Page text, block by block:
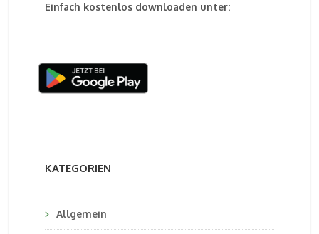
Einfach kostenlos downloaden unter:
KATEGORIEN
Allgemein